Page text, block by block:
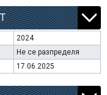
2024
Не се разпределя
17.06.2025